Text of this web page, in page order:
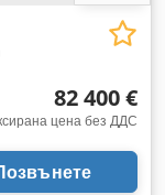
82 400 €
цена без ДДС